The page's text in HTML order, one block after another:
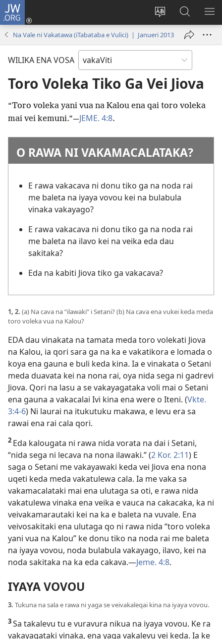
JW.ORG
Veisautaka
na
Dolava
(opens
new
Vaqara
ena
JW.ORG
Na Vale ni Vakatawa (iTabataba e Vulici) | Janueri 2013
WILIKA ENA VOSA
Toro Voleka Tiko Ga Vei Jiova
“Toro voleka yani vua na Kalou ena qai toro voleka
mai vei kemuni.”​—JEME. 4:8.
O RAWA NI VAKAMACALATAKA?
E rawa vakacava ni donu tiko ga na noda rai
me baleta na iyaya vovou kei na bulabula
vinaka vakayago?
E rawa vakacava ni donu tiko ga na noda rai
me baleta na ilavo kei na veika eda dau
sakitaka?
Eda na kabiti Jiova tiko ga vakacava?
1, 2. (a) Na cava na “ilawaki” i Setani? (b) Na cava ena vukei keda meda
toro voleka vua na Kalou?
EDA dau vinakata na tamata meda toro volekati Jiova
na Kalou, ia qori sara ga na ka e vakatikora e lomada o
koya ena gauna e buli keda kina. Ia e vinakata o Setani
meda duavata kei na nona rai, oya nida sega ni gadrevi
Jiova. Qori na lasu a se vakayagataka voli mai o Setani
ena gauna a vakacalai Ivi kina ena were o Iteni. (Vkte.
3:​4-6) Ni laurai na itukutuku makawa, e levu era sa
rawai ena rai cala qori.
2 Eda kalougata ni rawa nida vorata na dai i Setani,
“nida sega ni lecava na nona ilawaki.” (2 Kor. 2:11) E
saga o Setani me vakayawaki keda vei Jiova ena nona
uqeti keda meda vakatulewa cala. Ia me vaka sa
vakamacalataki mai ena ulutaga sa oti, e rawa nida
vakatulewa vinaka ena veika e vauca na cakacaka, ka ni
veivakamarautaki kei na ka e baleta na vuvale. Ena
veivosakitaki ena ulutaga qo ni rawa nida “toro voleka
yani vua na Kalou” ke donu tiko na noda rai me baleta
na iyaya vovou, noda bulabula vakayago, ilavo, kei na
noda sakitaka na ka eda cakava.​—Jeme. 4:8.
IYAYA VOVOU
3. Tukuna na sala e rawa ni yaga se veivakaleqai kina na iyaya vovou.
3Sa takalevu tu e vuravura nikua na iyaya vovou. Ke ra
vakayagataki vinaka, ena yaga vakalevu vei keda. Ia ke